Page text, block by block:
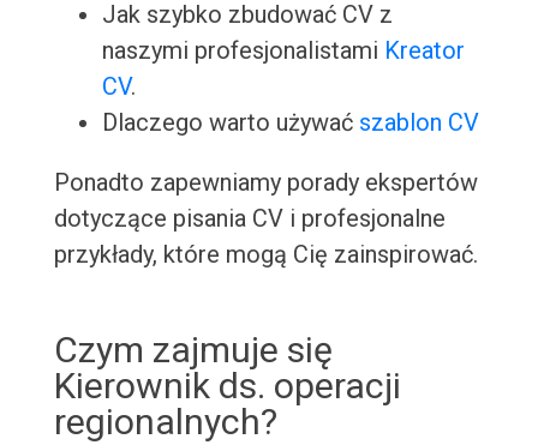
Jak szybko zbudować CV z
naszymi profesjonalistami Kreator
CV.
Dlaczego warto używać szablon CV
Ponadto zapewniamy porady ekspertów
dotyczące pisania CV i profesjonalne
przykłady, które mogą Cię zainspirować.
Czym zajmuje się
Kierownik ds. operacji
regionalnych?